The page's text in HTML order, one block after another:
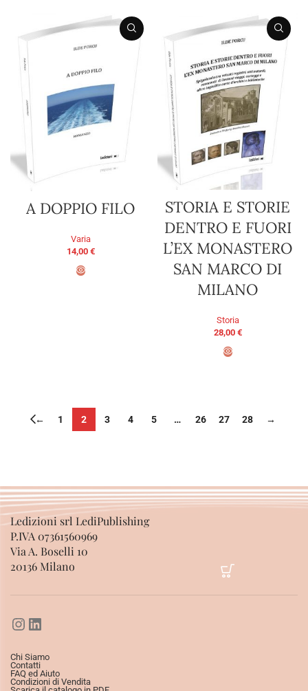
A DOPPIO FILO
Varia
14,00 €
STORIA E STORIE
DENTRO E FUORI
L’EX MONASTERO
SAN MARCO DI
MILANO
Storia
28,00 €
← 1 2 3 4 5 … 26 27 28 →
Ledizioni srl LediPublishing
P.IVA 07361560969
Via A. Boselli 10
20136 Milano
Chi Siamo
Contatti
FAQ ed Aiuto
Condizioni di Vendita